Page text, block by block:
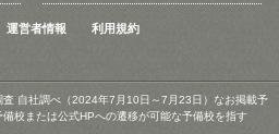
運営者情報 利用規約
自社調べ（2024年7月10日～7月23日）なお掲載予
校または公式HPへの遷移が可能な予備校を指す